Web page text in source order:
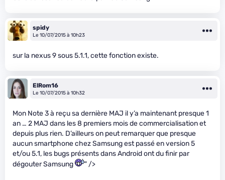
spidy
Le 10/07/2015 à 10h23
sur la nexus 9 sous 5.1.1, cette fonction existe.
ElRom16
Le 10/07/2015 à 10h32
Mon Note 3 à reçu sa dernière MAJ il y’a maintenant presque 1
an … 2 MAJ dans les 8 premiers mois de commercialisation et
depuis plus rien. D’ailleurs on peut remarquer que presque
aucun smartphone chez Samsung est passé en version 5
et/ou 5.1, les bugs présents dans Android ont du finir par
dégouter Samsung
" />